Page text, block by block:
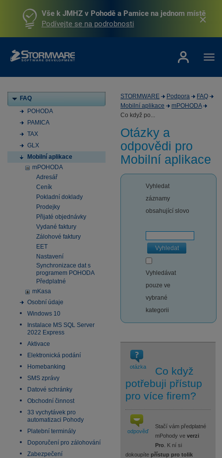
Vše k JMHZ v Pohodě a Pamice na jednom místě
Podívejte se na podrobnosti
FAQ
POHODA
PAMICA
TAX
GLX
Mobilní aplikace
mPOHODA
Adresář
Ceník
Pokladní doklady
Prodejky
Přijaté objednávky
Vydané faktury
Zálohové faktury
EET
Nastavení
Synchronizace dat s
programem POHODA
Předplatné
mKasa
Osobní údaje
Windows 10
Instalace MS SQL Server
2022 Express
Aktivace
Elektronická podání
Homebanking
SMS zprávy
Datové schránky
Obchodní činnost
33 vychytávek pro
automatizaci Pohody
Platební terminály
Doporučení pro zálohování
Zabezpečení
STORMWARE Podpora
FAQ
Mobilní aplikace
mPOHODA
Co když po...
Otázky a
odpovědi pro
Mobilní aplikace
Vyhledat
záznamy
obsahující slovo
Vyhledat
Vyhledávat
pouze ve
vybrané
kategorii
otázka
Co když
potřebuji přístup
pro více firem?
odpověď
Stačí vám předplatné
mPohody ve verzi
Pro . K ní si
dokoupíte přístup pro tolik